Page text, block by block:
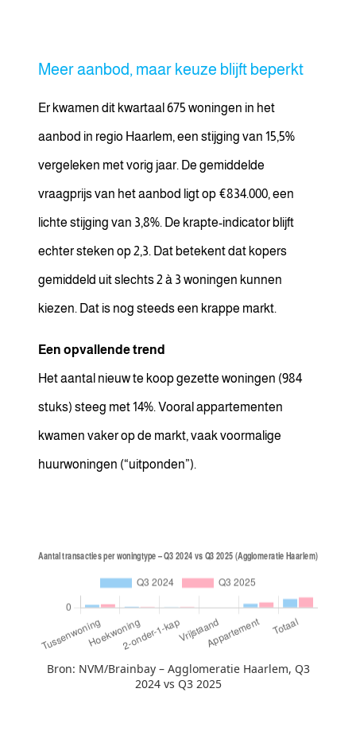
Meer aanbod, maar keuze blijft beperkt
Er kwamen dit kwartaal 675 woningen in het
aanbod in regio Haarlem, een stijging van 15,5%
vergeleken met vorig jaar. De gemiddelde
vraagprijs van het aanbod ligt op €834.000, een
lichte stijging van 3,8%. De krapte-indicator blijft
echter steken op 2,3. Dat betekent dat kopers
gemiddeld uit slechts 2 à 3 woningen kunnen
kiezen. Dat is nog steeds een krappe markt.
Een opvallende trend
Het aantal nieuw te koop gezette woningen (984
stuks) steeg met 14%. Vooral appartementen
kwamen vaker op de markt, vaak voormalige
huurwoningen (“uitponden”).
Bron: NVM/Brainbay – Agglomeratie Haarlem, Q3
2024 vs Q3 2025